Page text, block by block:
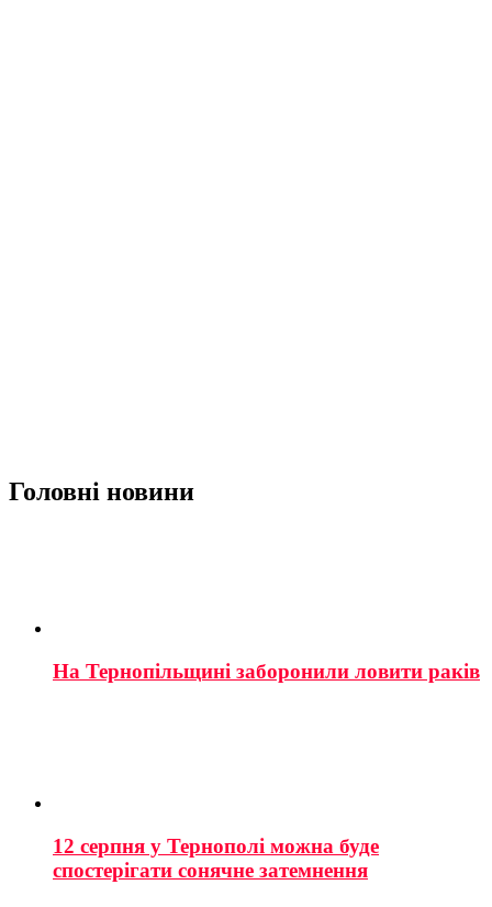
Головні новини
На Тернопільщині заборонили ловити раків
12 серпня у Тернополі можна буде
спостерігати сонячне затемнення